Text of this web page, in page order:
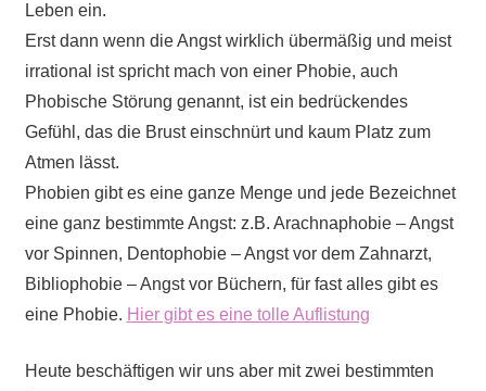
Leben ein.
Erst dann wenn die Angst wirklich übermäßig und meist
irrational ist spricht mach von einer Phobie, auch
Phobische Störung genannt, ist ein bedrückendes
Gefühl, das die Brust einschnürt und kaum Platz zum
Atmen lässt.
Phobien gibt es eine ganze Menge und jede Bezeichnet
eine ganz bestimmte Angst: z.B. Arachnaphobie – Angst
vor Spinnen, Dentophobie – Angst vor dem Zahnarzt,
Bibliophobie – Angst vor Büchern, für fast alles gibt es
eine Phobie. Hier gibt es eine tolle Auflistung
Heute beschäftigen wir uns aber mit zwei bestimmten